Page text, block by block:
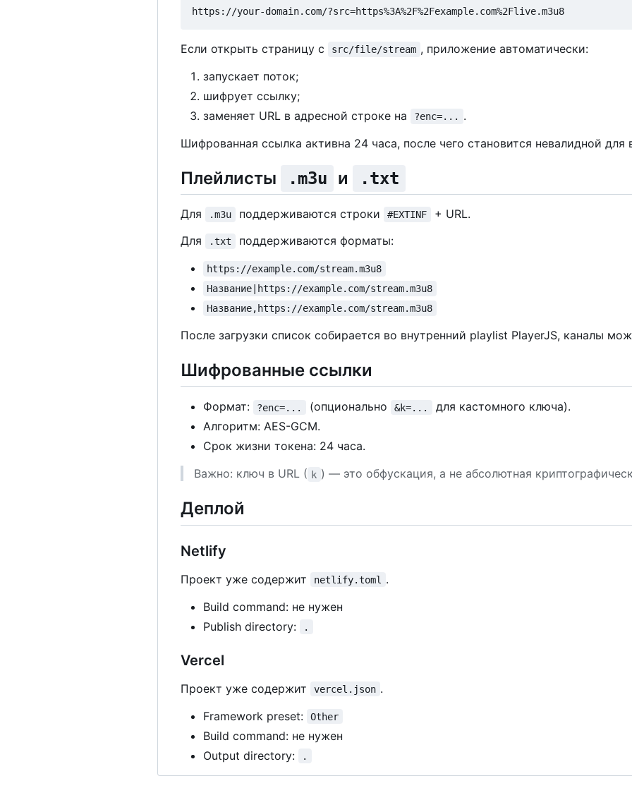
Если открыть страницу с src/file/stream , приложение автоматически:
запускает поток;
шифрует ссылку;
заменяет URL в адресной строке на
?enc=...
.
Шифрованная ссылка активна 24 часа, после чего становится невалидной для
Плейлисты .m3u и .txt
Для .m3u поддерживаются строки #EXTINF
+ URL.
Для
.txt поддерживаются форматы:
https://example.com/stream.m3u8
Название|https://example.com/stream.m3u8
Название,https://example.com/stream.m3u8
После загрузки список собирается во внутренний playlist PlayerJS, каналы
Шифрованные ссылки
Формат: ?enc=... (опционально &k=...
для кастомного ключа).
Алгоритм: AES-GCM.
Срок жизни токена: 24 часа.
Важно: ключ в URL ( k ) — это обфускация, а не абсолютная
Деплой
Netlify
Проект уже содержит netlify.toml
.
Build command: не нужен
Publish directory:
.
Vercel
Проект уже содержит vercel.json .
Framework preset:
Other
Build command: не нужен
Output directory:
.